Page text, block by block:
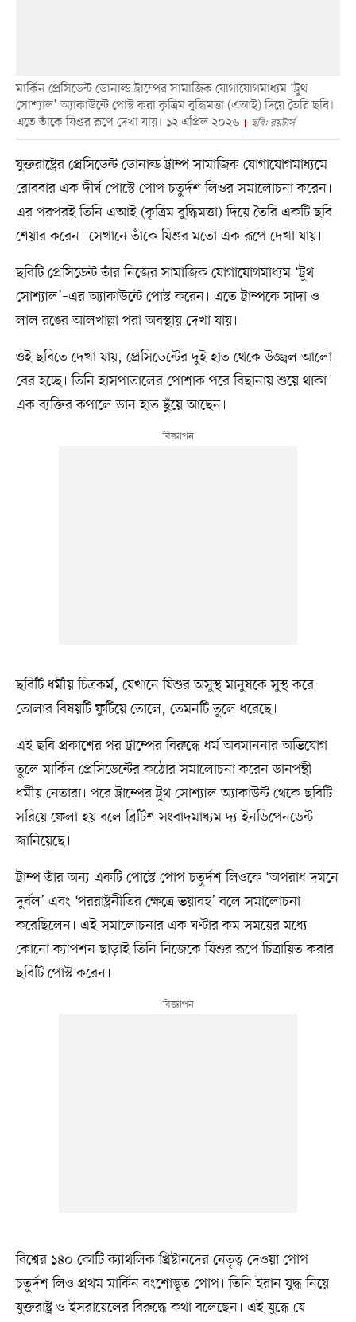
মার্কিন প্রেসিডেন্ট ডোনাল্ড ট্রাম্পের সামাজিক যোগাযোগমাধ্যম ‘ট্রুথ
সোশ্যাল’ অ্যাকাউন্টে পোস্ট করা কৃত্রিম বুদ্ধিমত্তা (এআই) দিয়ে তৈরি ছবি।
এতে তাঁকে যিশুর রূপে দেখা যায়। ১২ এপ্রিল ২০২৬
ছবি: রয়টার্স
যুক্তরাষ্ট্রের প্রেসিডেন্ট ডোনাল্ড ট্রাম্প সামাজিক যোগাযোগমাধ্যমে
রোববার এক দীর্ঘ পোস্টে পোপ চতুর্দশ লিওর সমালোচনা করেন।
এর পরপরই তিনি এআই (কৃত্রিম বুদ্ধিমত্তা) দিয়ে তৈরি একটি ছবি
শেয়ার করেন। সেখানে তাঁকে যিশুর মতো এক রূপে দেখা যায়।
ছবিটি প্রেসিডেন্ট তাঁর নিজের সামাজিক যোগাযোগমাধ্যম ‘ট্রুথ
সোশ্যাল’–এর অ্যাকাউন্টে পোস্ট করেন। এতে ট্রাম্পকে সাদা ও
লাল রঙের আলখাল্লা পরা অবস্থায় দেখা যায়।
ওই ছবিতে দেখা যায়, প্রেসিডেন্টের দুই হাত থেকে উজ্জ্বল আলো
বের হচ্ছে। তিনি হাসপাতালের পোশাক পরে বিছানায় শুয়ে থাকা
এক ব্যক্তির কপালে ডান হাত ছুঁয়ে আছেন।
ছবিটি ধর্মীয় চিত্রকর্ম, যেখানে যিশুর অসুস্থ মানুষকে সুস্থ করে
তোলার বিষয়টি ফুটিয়ে তোলে, তেমনটি তুলে ধরেছে।
এই ছবি প্রকাশের পর ট্রাম্পের বিরুদ্ধে ধর্ম অবমাননার অভিযোগ
তুলে মার্কিন প্রেসিডেন্টের কঠোর সমালোচনা করেন ডানপন্থী
ধর্মীয় নেতারা। পরে ট্রাম্পের ট্রুথ সোশ্যাল অ্যাকাউন্ট থেকে ছবিটি
সরিয়ে ফেলা হয় বলে ব্রিটিশ সংবাদমাধ্যম দ্য ইনডিপেনডেন্ট
জানিয়েছে।
ট্রাম্প তাঁর অন্য একটি পোস্টে পোপ চতুর্দশ লিওকে ‘অপরাধ দমনে
দুর্বল’ এবং ‘পররাষ্ট্রনীতির ক্ষেত্রে ভয়াবহ’ বলে সমালোচনা
করেছিলেন। এই সমালোচনার এক ঘণ্টার কম সময়ের মধ্যে
কোনো ক্যাপশন ছাড়াই তিনি নিজেকে যিশুর রূপে চিত্রায়িত করার
ছবিটি পোস্ট করেন।
বিশ্বের ১৪০ কোটি ক্যাথলিক খ্রিষ্টানদের নেতৃত্ব দেওয়া পোপ
চতুর্দশ লিও প্রথম মার্কিন বংশোদ্ভূত পোপ। তিনি ইরান যুদ্ধ নিয়ে
যুক্তরাষ্ট্র ও ইসরায়েলের বিরুদ্ধে কথা বলেছেন। এই যুদ্ধে যে